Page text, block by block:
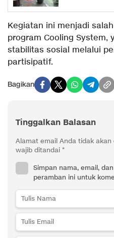
Kegiatan ini menjadi
program Cooling System,
stabilitas sosial melalui
partisipatif.
Bagikan
Tinggalkan Balasan
Alamat email Anda tidak akan
wajib ditandai *
Simpan nama, email,
peramban ini untuk